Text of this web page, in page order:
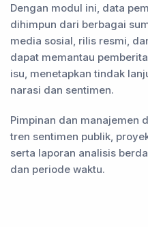
Dengan modul ini, data
dihimpun dari berbagai
media sosial, rilis resmi,
dapat memantau
isu, menetapkan tindak
narasi dan sentimen.
Pimpinan dan manajemen
tren sentimen publik,
serta laporan analisis
dan periode waktu.